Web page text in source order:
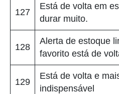
127
Está de volta em
durar muito.
128
Alerta de estoque
favorito está de
129
Está de volta e
indispensável